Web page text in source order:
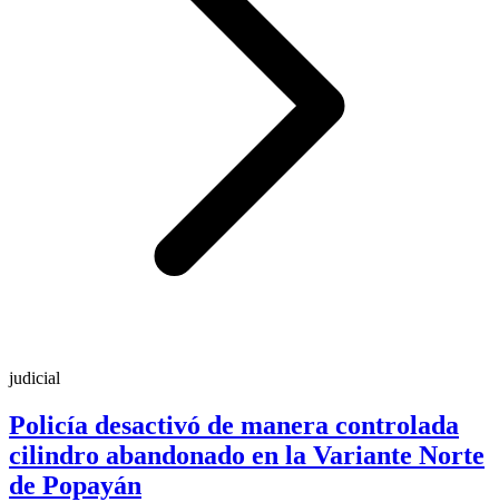
judicial
Policía desactivó de manera controlada
cilindro abandonado en la Variante Norte
de Popayán